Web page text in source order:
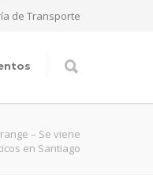
de Transporte
– Se viene
en Santiago